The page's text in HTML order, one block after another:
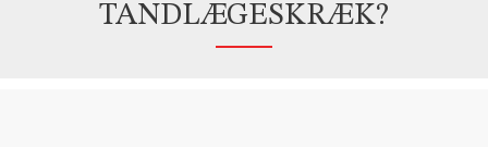
TANDLÆGESKRÆK?